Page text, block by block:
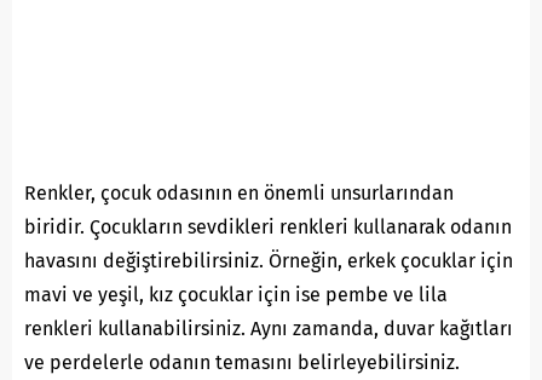
Renkler, çocuk odasının en önemli unsurlarından
biridir. Çocukların sevdikleri renkleri kullanarak odanın
havasını değiştirebilirsiniz. Örneğin, erkek çocuklar için
mavi ve yeşil, kız çocuklar için ise pembe ve lila
renkleri kullanabilirsiniz. Aynı zamanda, duvar kağıtları
ve perdelerle odanın temasını belirleyebilirsiniz.